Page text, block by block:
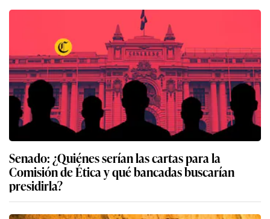
Senado: ¿Quiénes serían las cartas para la
Comisión de Ética y qué bancadas buscarían
presidirla?